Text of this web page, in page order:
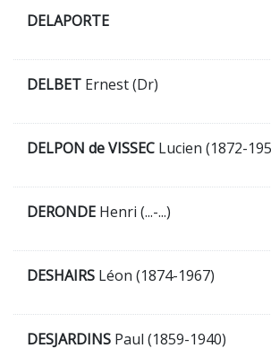
DELAPORTE
DELBET Ernest (Dr)
DELPON de VISSEC Lucien (1872-
DERONDE Henri (...-...)
DESHAIRS Léon (1874-1967)
DESJARDINS Paul (1859-1940)